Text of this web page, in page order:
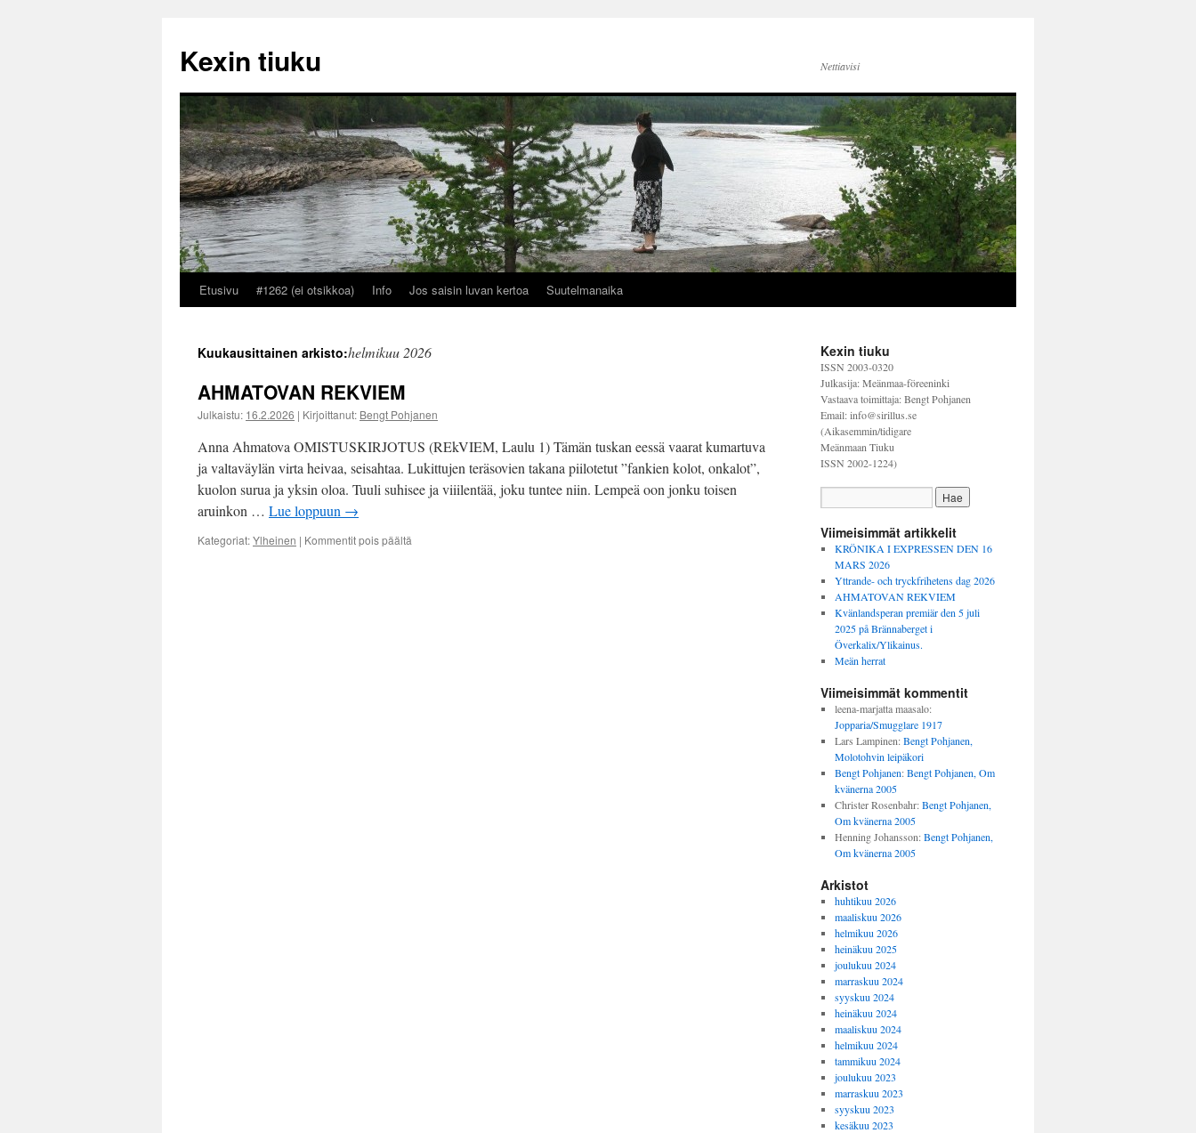
Kexin tiuku Nettiavisi
Siirry
Etusivu #1262 (ei otsikkoa) Info Jos saisin luvan kertoa Suutelmanaika
Kuukausittainen arkisto:helmikuu 2026
AHMATOVAN REKVIEM
Julkaistu: 16.2.2026 | Kirjoittanut: Bengt Pohjanen
Anna Ahmatova OMISTUSKIRJOTUS (REkVIEM, Laulu 1) Tämän tuskan eessä vaarat kumartuva
ja valtaväylän virta heivaa, seisahtaa. Lukittujen teräsovien takana piilotetut ”fankien kolot, onkalot”,
kuolon surua ja yksin oloa. Tuuli suhisee ja viiilentää, joku tuntee niin. Lempeä oon jonku toisen
aruinkon … Lue loppuun →
Kategoriat:Ylheinen | Kommentit pois päältä
Kexin tiuku
ISSN 2003-0320
Julkasija: Meänmaa-föreeninki
Vastaava toimittaja: Bengt Pohjanen
Email: info@sirillus.se
(Aikasemmin/tidigare
Meänmaan Tiuku
ISSN 2002-1224)
Viimeisimmät artikkelit
KRÖNIKA I EXPRESSEN DEN 16
MARS 2026
Yttrande- och tryckfrihetens dag 2026
AHMATOVAN REKVIEM
Kvänlandsperan premiär den 5 juli
2025 på Brännaberget i
Överkalix/Ylikainus.
Meän herrat
Viimeisimmät kommentit
leena-marjatta maasalo:
Jopparia/Smugglare 1917
Lars Lampinen:Bengt Pohjanen,
Molotohvin leipäkori
Bengt Pohjanen:Bengt Pohjanen, Om
kvänerna 2005
Christer Rosenbahr:Bengt Pohjanen,
Om kvänerna 2005
Henning Johansson:Bengt Pohjanen,
Om kvänerna 2005
Arkistot
huhtikuu 2026
maaliskuu 2026
helmikuu 2026
heinäkuu 2025
joulukuu 2024
marraskuu 2024
syyskuu 2024
heinäkuu 2024
maaliskuu 2024
helmikuu 2024
tammikuu 2024
joulukuu 2023
marraskuu 2023
syyskuu 2023
kesäkuu 2023